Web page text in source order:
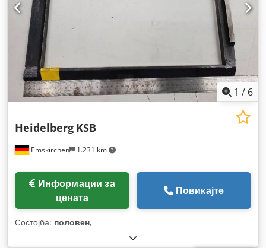
1 / 6
Emskirchen 1.231 km
Heidelberg KSB
цената
Повикајте
Состојба: половен,